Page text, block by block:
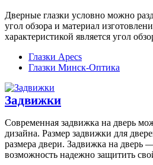
Дверные глазки условно можно
угол обзора и материал
характеристикой является угол
Глазки Apecs
Глазки Минск-Оптика
Задвижки
Современная задвижка на дверь
дизайна. Размер задвижки для
размера двери. Задвижка на дверь
возможность надежно защитить